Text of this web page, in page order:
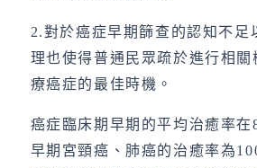
2.對於癌症早期篩查的認知不足
理也使得普通民眾疏於進行相關
療癌症的最佳時機。
癌症臨床期早期的平均治癒率在
早期宮頸癌、肺癌的治癒率為